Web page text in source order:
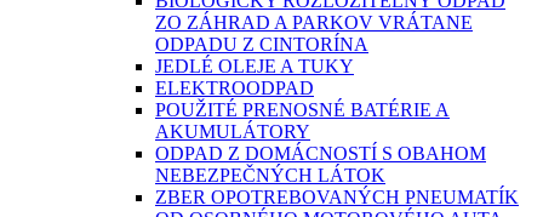
ZO ZÁHRAD A PARKOV VRÁTANE
ODPADU Z CINTORÍNA
JEDLÉ OLEJE A TUKY
ELEKTROODPAD
POUŽITÉ PRENOSNÉ BATÉRIE A
AKUMULÁTORY
ODPAD Z DOMÁCNOSTÍ S OBAHOM
NEBEZPEČNÝCH LÁTOK
ZBER OPOTREBOVANÝCH PNEUMATÍK